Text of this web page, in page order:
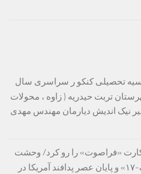
تحصیلی کنکو ر سراسری سال
تربت حیدریه ( زاوه ، محولات
نیک اندیش دیارمان مهندس مهدی
«فراصوت» را رو کرد/ وحشت
در پنتاگون؛ استقرار انبوه «دی‌اف‑۱۷» و پایان عصر پدافند آمریکا در